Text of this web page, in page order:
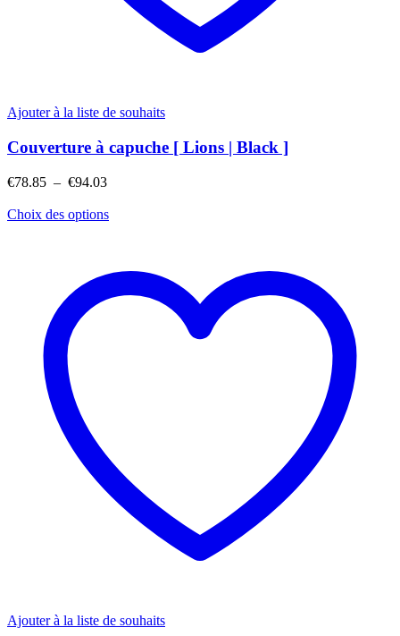
Ajouter à la liste de souhaits
Couverture à capuche [ Lions | Black ]
€78.85 – €94.03Plage
prix :
Choix des options
Ajouter à la liste de souhaits